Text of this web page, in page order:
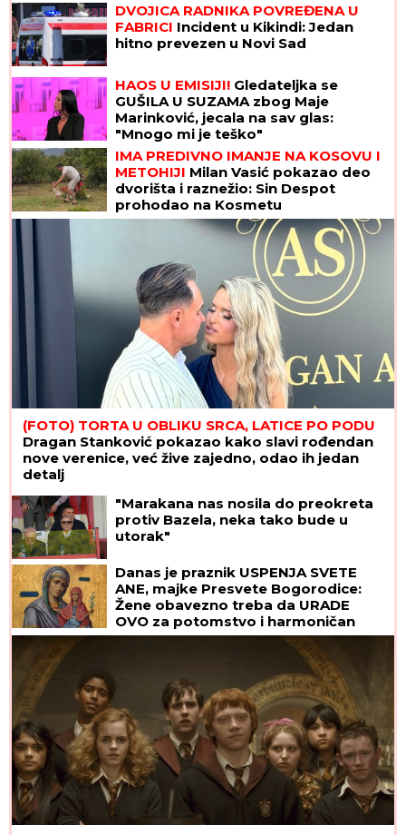
DVOJICA RADNIKA POVREĐENA U
FABRICI Incident u Kikindi: Jedan
hitno prevezen u Novi Sad
HAOS U EMISIJI! Gledateljka se
GUŠILA U SUZAMA zbog Maje
Marinković, jecala na sav glas:
"Mnogo mi je teško"
IMA PREDIVNO IMANJE NA KOSOVU I
METOHIJI Milan Vasić pokazao deo
dvorišta i raznežio: Sin Despot
prohodao na Kosmetu
(FOTO) TORTA U OBLIKU SRCA, LATICE PO PODU
Dragan Stanković pokazao kako slavi rođendan
nove verenice, već žive zajedno, odao ih jedan
detalj
"Marakana nas nosila do preokreta
protiv Bazela, neka tako bude u
utorak"
Danas je praznik USPENJA SVETE
ANE, majke Presvete Bogorodice:
Žene obavezno treba da URADE
OVO za potomstvo i harmoničan
brak